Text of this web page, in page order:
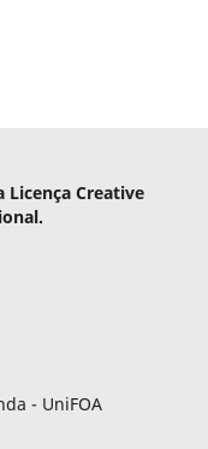
Licença Creative
- UniFOA